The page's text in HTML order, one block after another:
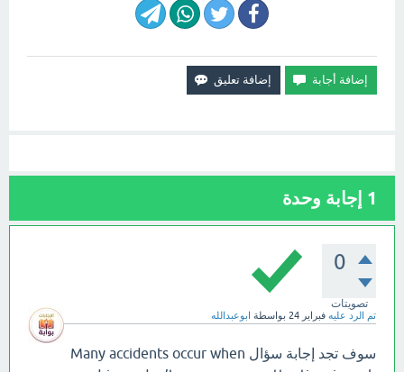
1 إجابة وحدة
0
تصويتات
تم الرد عليه فبراير 24 بواسطة ابوعبدالله
سوف تجد إجابة سؤال Many accidents occur when